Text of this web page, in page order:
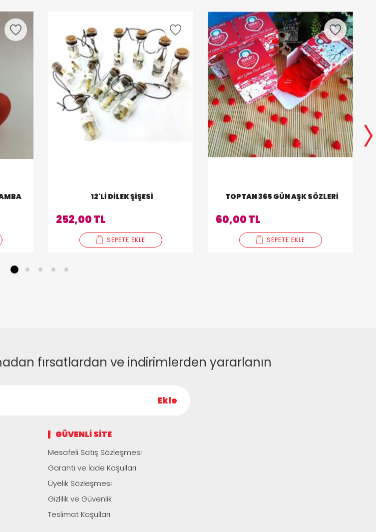
12'LI DILEK ŞIŞESI
252,00 TL
SEPETE EKLE
TOPTAN 365 GÜN AŞK SÖZLERI
60,00 TL
SEPETE EKLE
2 3 4 5
fırsatlardan ve indirimlerden yararlanın
Ekle
GÜVENLI SITE
Mesafeli Satış Sözleşmesi
Garanti ve İade Koşulları
Üyelik Sözleşmesi
Gizlilik ve Güvenlik
Teslimat Koşulları